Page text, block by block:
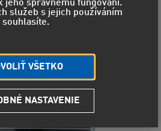
jeho správnému fungování.
služeb s jejich používáním
souhlasíte.
VŠETKO
NASTAVENIE